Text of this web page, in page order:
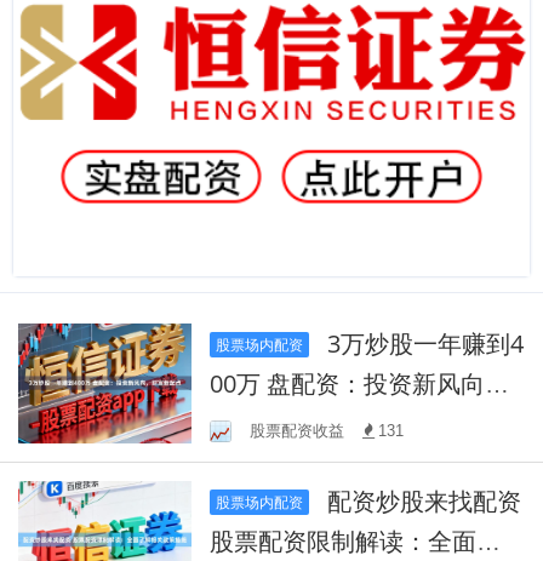
股票场内配资
00万 盘配资：投资新风向，
财富新起点
股票配资收益 131
股票场内配资
股票配资限制解读：全面了